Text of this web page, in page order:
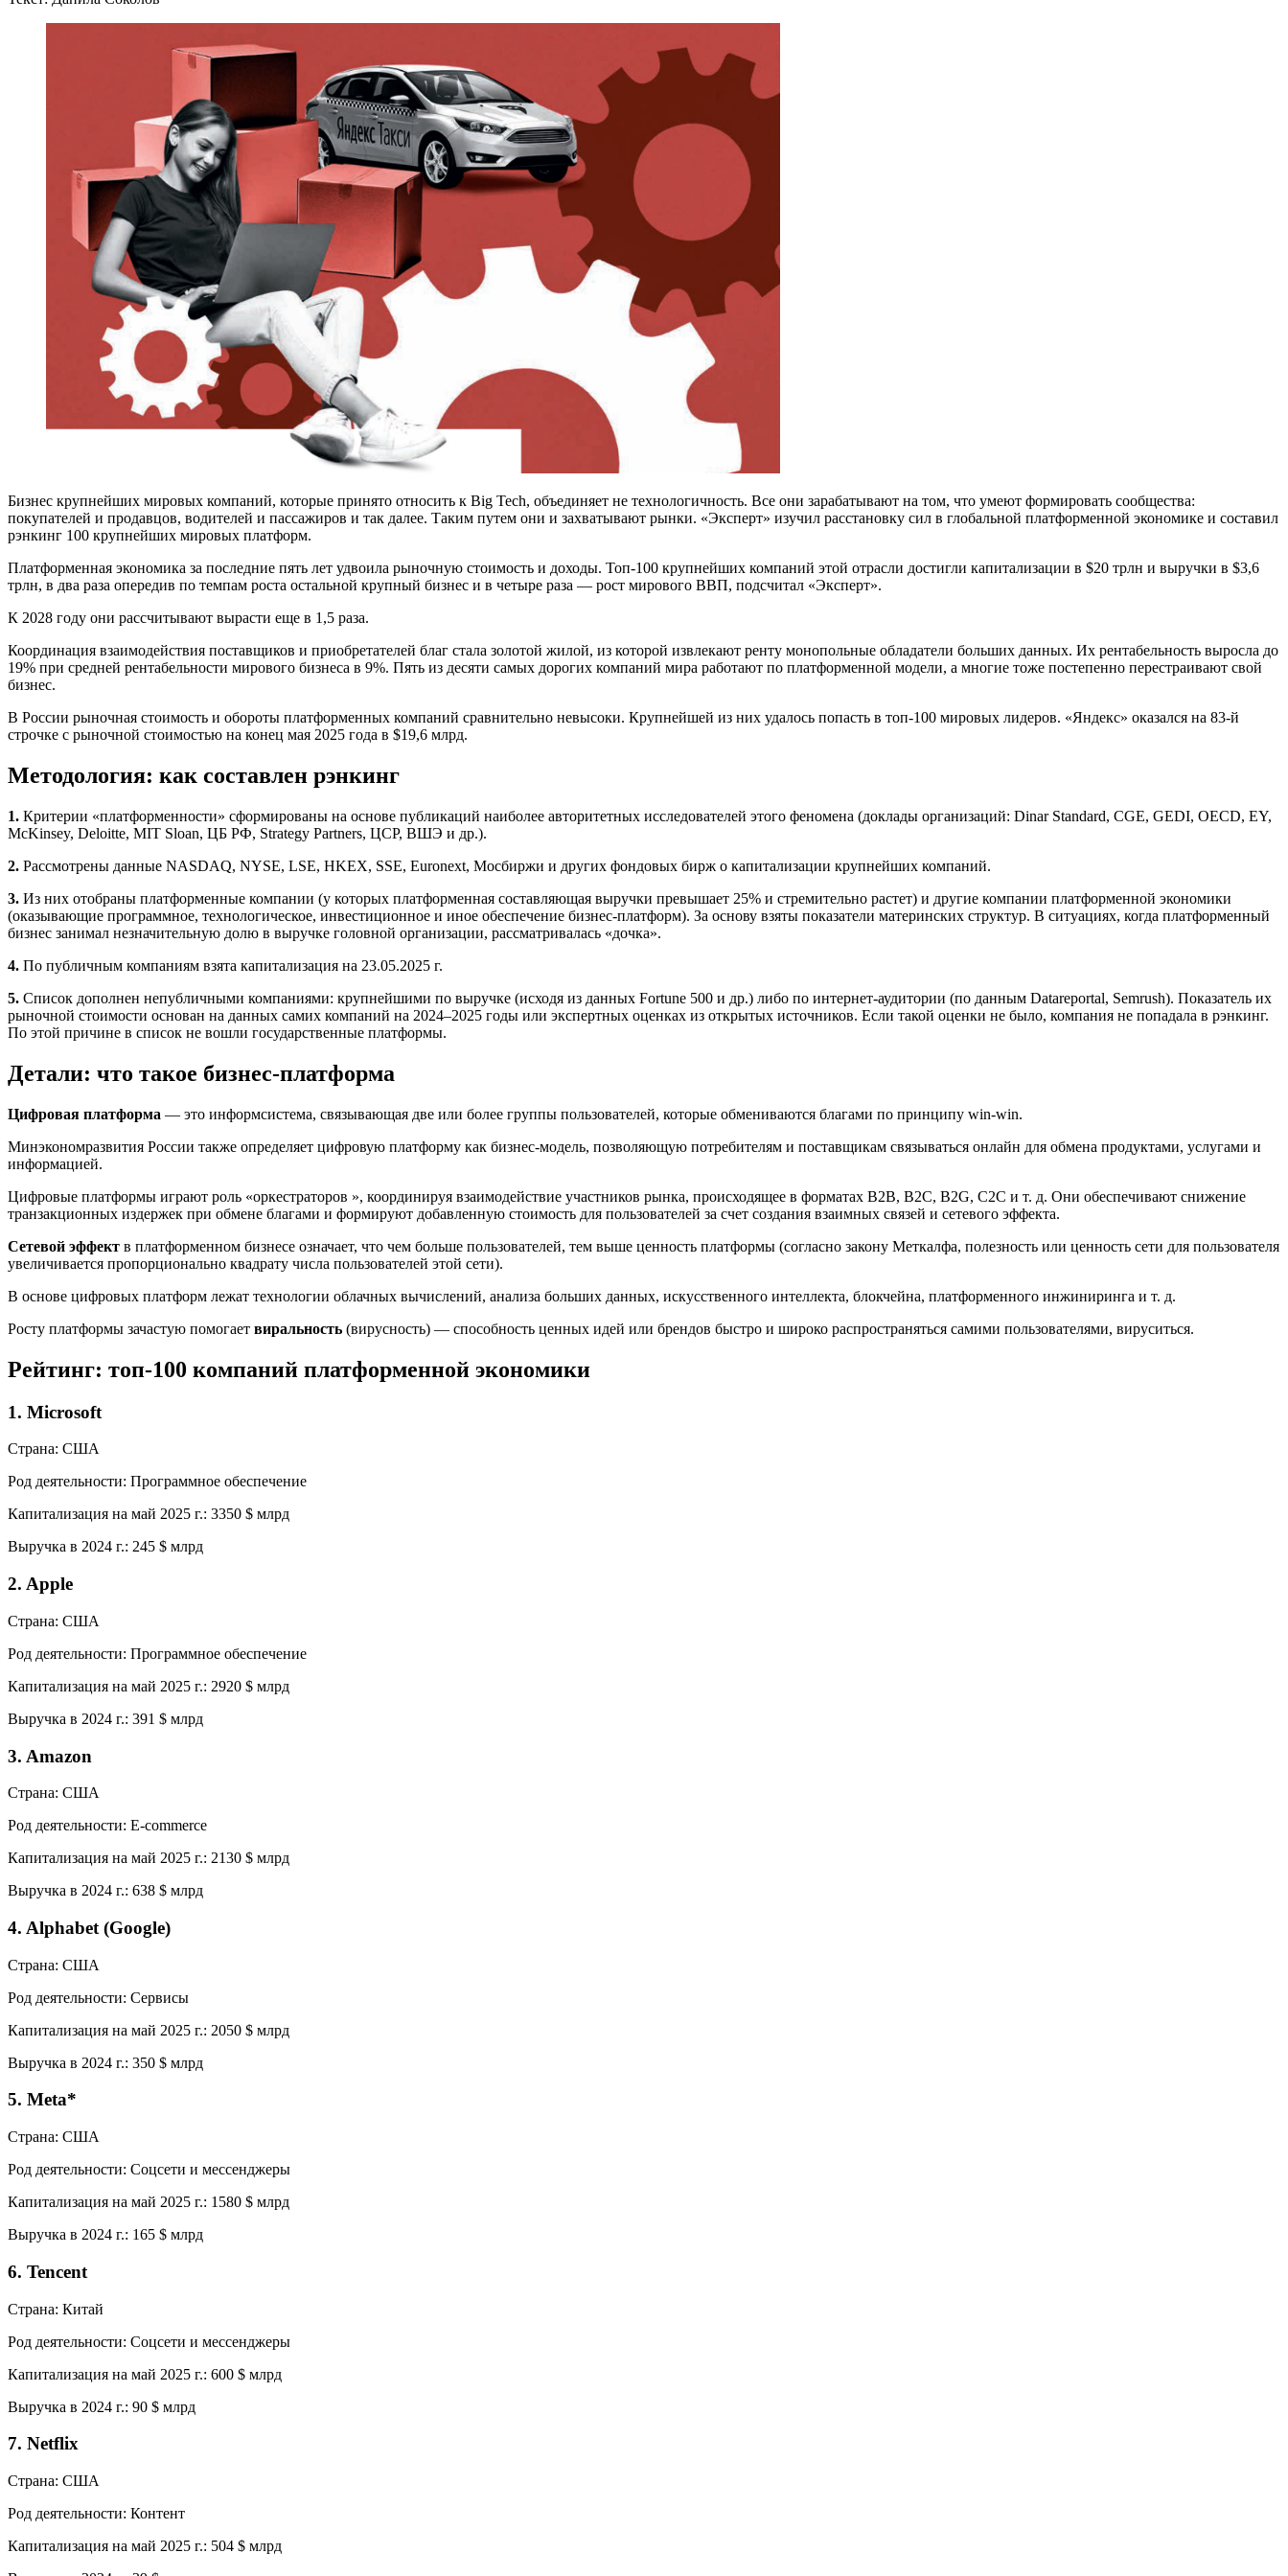
Бизнес крупнейших мировых компаний, которые принято относить к Big Tech, объединяет не технологичность. Все они зарабатывают на том, что умеют формировать сообщества:
покупателей и продавцов, водителей и пассажиров и так далее. Таким путем они и захватывают рынки. «Эксперт» изучил расстановку сил в глобальной платформенной экономике и составил
рэнкинг 100 крупнейших мировых платформ.
Платформенная экономика за последние пять лет удвоила рыночную стоимость и доходы. Топ‑100 крупнейших компаний этой отрасли достигли капитализации в $20 трлн и выручки в $3,6
трлн, в два раза опередив по темпам роста остальной крупный бизнес и в четыре раза — рост мирового ВВП, подсчитал «Эксперт».
К 2028 году они рассчитывают вырасти еще в 1,5 раза.
Координация взаимодействия поставщиков и приобретателей благ стала золотой жилой, из которой извлекают ренту монопольные обладатели больших данных. Их рентабельность выросла до
19% при средней рентабельности мирового бизнеса в 9%. Пять из десяти самых дорогих компаний мира работают по платформенной модели, а многие тоже постепенно перестраивают свой
бизнес.
В России рыночная стоимость и обороты платформенных компаний сравнительно невысоки. Крупнейшей из них удалось попасть в топ‑100 мировых лидеров. «Яндекс» оказался на 83‑й
строчке с рыночной стоимостью на конец мая 2025 года в $19,6 млрд.
Методология: как составлен рэнкинг
1. Критерии «платформенности» сформированы на основе публикаций наиболее авторитетных исследователей этого феномена (доклады организаций: Dinar Standard, CGE, GEDI, OECD, EY,
McKinsey, Deloitte, MIT Sloan, ЦБ РФ, Strategy Partners, ЦСР, ВШЭ и др.).
2. Рассмотрены данные NASDAQ, NYSE, LSE, HKEX, SSE, Euronext, Мосбиржи и других фондовых бирж о капитализации крупнейших компаний.
3. Из них отобраны платформенные компании (у которых платформенная составляющая выручки превышает 25% и стремительно растет) и другие компании платформенной экономики
(оказывающие программное, технологическое, инвестиционное и иное обеспечение бизнес-платформ). За основу взяты показатели материнских структур. В ситуациях, когда платформенный
бизнес занимал незначительную долю в выручке головной организации, рассматривалась «дочка».
4. По публичным компаниям взята капитализация на 23.05.2025 г.
5. Список дополнен непубличными компаниями: крупнейшими по выручке (исходя из данных Fortune 500 и др.) либо по интернет-аудитории (по данным Datareportal, Semrush). Показатель их
рыночной стоимости основан на данных самих компаний на 2024–2025 годы или экспертных оценках из открытых источников. Если такой оценки не было, компания не попадала в рэнкинг.
По этой причине в список не вошли государственные платформы.
Детали: что такое бизнес-платформа
Цифровая платформа — это информсистема, связывающая две или более группы пользователей, которые обмениваются благами по принципу win-win.
Минэкономразвития России также определяет цифровую платформу как бизнес-модель, позволяющую потребителям и поставщикам связываться онлайн для обмена продуктами, услугами и
информацией.
Цифровые платформы играют роль «оркестраторов », координируя взаимодействие участников рынка, происходящее в форматах B2B, B2C, B2G, C2C и т. д. Они обеспечивают снижение
транзакционных издержек при обмене благами и формируют добавленную стоимость для пользователей за счет создания взаимных связей и сетевого эффекта.
Сетевой эффект в платформенном бизнесе означает, что чем больше пользователей, тем выше ценность платформы (согласно закону Меткалфа, полезность или ценность сети для пользователя
увеличивается пропорционально квадрату числа пользователей этой сети).
В основе цифровых платформ лежат технологии облачных вычислений, анализа больших данных, искусственного интеллекта, блокчейна, платформенного инжиниринга и т. д.
Росту платформы зачастую помогает виральность (вирусность) — способность ценных идей или брендов быстро и широко распространяться самими пользователями, вируситься.
Рейтинг: топ-100 компаний платформенной экономики
1. Microsoft
Страна: США
Род деятельности: Программное обеспечение
Капитализация на май 2025 г.: 3350 $ млрд
Выручка в 2024 г.: 245 $ млрд
2. Apple
Страна: США
Род деятельности: Программное обеспечение
Капитализация на май 2025 г.: 2920 $ млрд
Выручка в 2024 г.: 391 $ млрд
3. Amazon
Страна: США
Род деятельности: Е-сommerce
Капитализация на май 2025 г.: 2130 $ млрд
Выручка в 2024 г.: 638 $ млрд
4. Alphabet (Google)
Страна: США
Род деятельности: Сервисы
Капитализация на май 2025 г.: 2050 $ млрд
Выручка в 2024 г.: 350 $ млрд
5. Meta*
Страна: США
Род деятельности: Соцсети и мессенджеры
Капитализация на май 2025 г.: 1580 $ млрд
Выручка в 2024 г.: 165 $ млрд
6. Tencent
Страна: Китай
Род деятельности: Соцсети и мессенджеры
Капитализация на май 2025 г.: 600 $ млрд
Выручка в 2024 г.: 90 $ млрд
7. Netflix
Страна: США
Род деятельности: Контент
Капитализация на май 2025 г.: 504 $ млрд